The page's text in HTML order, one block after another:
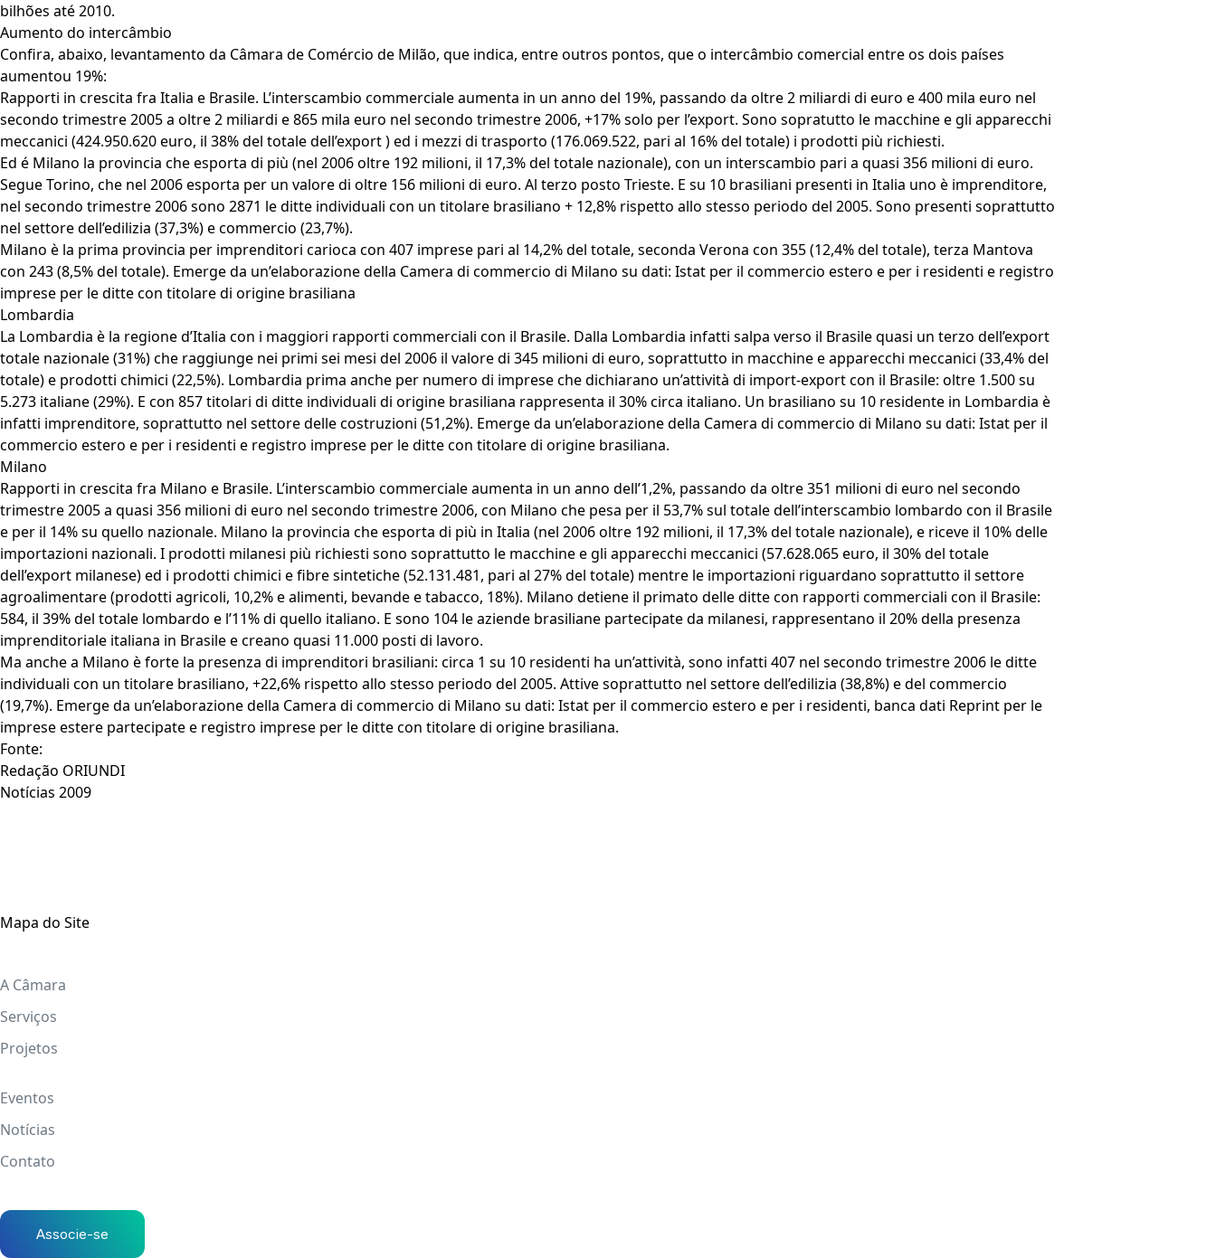
bilhões até 2010.
Aumento do intercâmbio
Confira, abaixo, levantamento da Câmara de Comércio de Milão, que indica, entre outros pontos, que o intercâmbio comercial entre os dois países
aumentou 19%:
Rapporti in crescita fra Italia e Brasile. L’interscambio commerciale aumenta in un anno del 19%, passando da oltre 2 miliardi di euro e 400 mila euro nel
secondo trimestre 2005 a oltre 2 miliardi e 865 mila euro nel secondo trimestre 2006, +17% solo per l’export. Sono sopratutto le macchine e gli apparecchi
meccanici (424.950.620 euro, il 38% del totale dell’export ) ed i mezzi di trasporto (176.069.522, pari al 16% del totale) i prodotti più richiesti.
Ed é Milano la provincia che esporta di più (nel 2006 oltre 192 milioni, il 17,3% del totale nazionale), con un interscambio pari a quasi 356 milioni di euro.
Segue Torino, che nel 2006 esporta per un valore di oltre 156 milioni di euro. Al terzo posto Trieste. E su 10 brasiliani presenti in Italia uno è imprenditore,
nel secondo trimestre 2006 sono 2871 le ditte individuali con un titolare brasiliano + 12,8% rispetto allo stesso periodo del 2005. Sono presenti soprattutto
nel settore dell’edilizia (37,3%) e commercio (23,7%).
Milano è la prima provincia per imprenditori carioca con 407 imprese pari al 14,2% del totale, seconda Verona con 355 (12,4% del totale), terza Mantova
con 243 (8,5% del totale). Emerge da un’elaborazione della Camera di commercio di Milano su dati: Istat per il commercio estero e per i residenti e registro
imprese per le ditte con titolare di origine brasiliana
Lombardia
La Lombardia è la regione d’Italia con i maggiori rapporti commerciali con il Brasile. Dalla Lombardia infatti salpa verso il Brasile quasi un terzo dell’export
totale nazionale (31%) che raggiunge nei primi sei mesi del 2006 il valore di 345 milioni di euro, soprattutto in macchine e apparecchi meccanici (33,4% del
totale) e prodotti chimici (22,5%). Lombardia prima anche per numero di imprese che dichiarano un’attività di import-export con il Brasile: oltre 1.500 su
5.273 italiane (29%). E con 857 titolari di ditte individuali di origine brasiliana rappresenta il 30% circa italiano. Un brasiliano su 10 residente in Lombardia è
infatti imprenditore, soprattutto nel settore delle costruzioni (51,2%). Emerge da un’elaborazione della Camera di commercio di Milano su dati: Istat per il
commercio estero e per i residenti e registro imprese per le ditte con titolare di origine brasiliana.
Milano
Rapporti in crescita fra Milano e Brasile. L’interscambio commerciale aumenta in un anno dell’1,2%, passando da oltre 351 milioni di euro nel secondo
trimestre 2005 a quasi 356 milioni di euro nel secondo trimestre 2006, con Milano che pesa per il 53,7% sul totale dell’interscambio lombardo con il Brasile
e per il 14% su quello nazionale. Milano la provincia che esporta di più in Italia (nel 2006 oltre 192 milioni, il 17,3% del totale nazionale), e riceve il 10% delle
importazioni nazionali. I prodotti milanesi più richiesti sono soprattutto le macchine e gli apparecchi meccanici (57.628.065 euro, il 30% del totale
dell’export milanese) ed i prodotti chimici e fibre sintetiche (52.131.481, pari al 27% del totale) mentre le importazioni riguardano soprattutto il settore
agroalimentare (prodotti agricoli, 10,2% e alimenti, bevande e tabacco, 18%). Milano detiene il primato delle ditte con rapporti commerciali con il Brasile:
584, il 39% del totale lombardo e l’11% di quello italiano. E sono 104 le aziende brasiliane partecipate da milanesi, rappresentano il 20% della presenza
imprenditoriale italiana in Brasile e creano quasi 11.000 posti di lavoro.
Ma anche a Milano è forte la presenza di imprenditori brasiliani: circa 1 su 10 residenti ha un’attività, sono infatti 407 nel secondo trimestre 2006 le ditte
individuali con un titolare brasiliano, +22,6% rispetto allo stesso periodo del 2005. Attive soprattutto nel settore dell’edilizia (38,8%) e del commercio
(19,7%). Emerge da un’elaborazione della Camera di commercio di Milano su dati: Istat per il commercio estero e per i residenti, banca dati Reprint per le
imprese estere partecipate e registro imprese per le ditte con titolare di origine brasiliana.
Fonte:
Redação ORIUNDI
Notícias 2009
Mapa do Site
A Câmara
Serviços
Projetos
Eventos
Notícias
Contato
Associe-se